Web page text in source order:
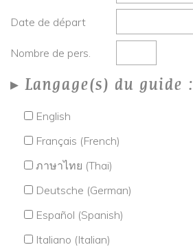
Date de départ
Nombre de pers.
Langage(s) du guide :
English
Français (French)
ภาษาไทย (Thai)
Deutsche (German)
Español (Spanish)
Italiano (Italian)